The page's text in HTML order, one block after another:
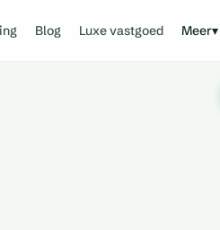
Blog Luxe vastgoed Meer▾